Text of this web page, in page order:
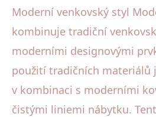
Moderní venkovský styl
kombinuje tradiční
moderními designovými
použití tradičních materiálů
v kombinaci s moderními
čistými liniemi nábytku.